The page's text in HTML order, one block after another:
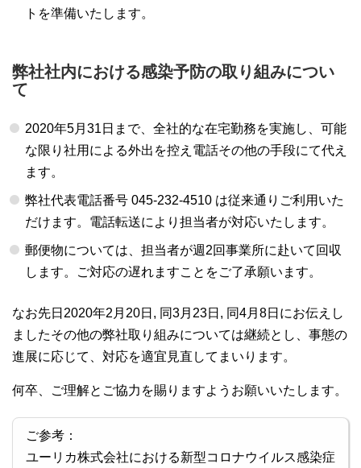
トを準備いたします。
弊社社内における感染予防の取り組みについ
て
2020年5月31日まで、全社的な在宅勤務を実施し、可能
な限り社用による外出を控え電話その他の手段にて代え
ます。
弊社代表電話番号 045-232-4510 は従来通りご利用いた
だけます。電話転送により担当者が対応いたします。
郵便物については、担当者が週2回事業所に赴いて回収
します。ご対応の遅れますことをご了承願います。
なお先日2020年2月20日, 同3月23日, 同4月8日にお伝えし
ましたその他の弊社取り組みについては継続とし、事態の
進展に応じて、対応を適宜見直してまいります。
何卒、ご理解とご協力を賜りますようお願いいたします。
ご参考：
ユーリカ株式会社における新型コロナウイルス感染症